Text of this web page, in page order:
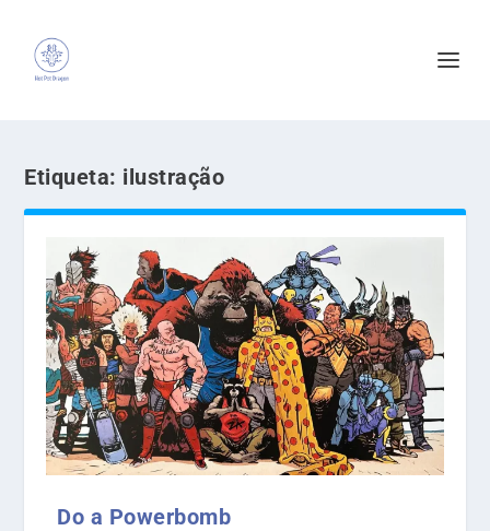
Etiqueta: ilustração
Do a Powerbomb